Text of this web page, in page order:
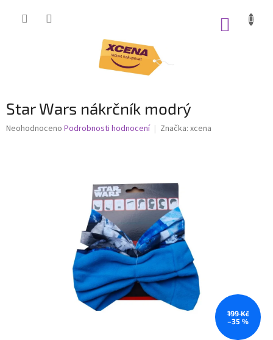
Star Wars nákrčník modrý
Průměrné
Neohodnoceno Podrobnosti hodnocení Značka: xcena
199 Kč
–35 %